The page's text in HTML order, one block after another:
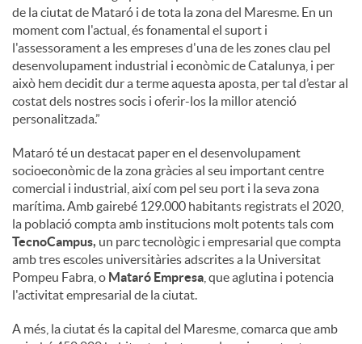
de la ciutat de Mataró i de tota la zona del Maresme. En un
moment com l'actual, és fonamental el suport i
l'assessorament a les empreses d'una de les zones clau pel
desenvolupament industrial i econòmic de Catalunya, i per
això hem decidit dur a terme aquesta aposta, per tal d’estar al
costat dels nostres socis i oferir-los la millor atenció
personalitzada.”
Mataró té un destacat paper en el desenvolupament
socioeconòmic de la zona gràcies al seu important centre
comercial i industrial, així com pel seu port i la seva zona
marítima. Amb gairebé 129.000 habitants registrats el 2020,
la població compta amb institucions molt potents tals com
TecnoCampus, un parc tecnològic i empresarial que compta
amb tres escoles universitàries adscrites a la Universitat
Pompeu Fabra, o Mataró Empresa , que aglutina i potencia
l'activitat empresarial de la ciutat.
A més, la ciutat és la capital del Maresme, comarca que amb